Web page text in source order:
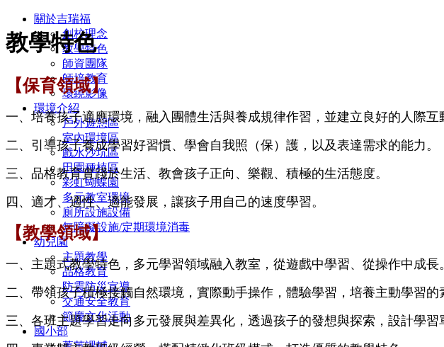
關於吉瑞福
創校理念
教學特色
師資團隊
師培教育
環繞影像
環境介紹
戶外遊憩區
室內環境區
戲水沙坑區
田園種植區
彩虹蝴蝶園
多元教室環境
廁所設施設備
無障礙設施/定期環境消毒
幼兒園
主題教學
品格教育
防震防災宣導
交通安全教育
節慶文化活動
國小部
教學特色
【保育領域】
一、培養孩子適應環境，融入團體生活與養成規律作習，並建立良好的人際互
二、引導孩子養成學習好習慣、學會自我照（保）護，以及表達需求的能力。
三、品格教育實踐於生活、教會孩子正向、樂觀、積極的生活態度。
四、適才、適性、適能發展，讓孩子用自己的速度學習。
【教學領域】
一、主題式教學特色，多元學習領域融入教室，從遊戲中學習、從操作中成長。
二、帶領孩子積極接觸自然環境，實際動手操作，體驗學習，培養主動學習的
三、各班主題學習走向多元發展與差異化，透過孩子的發想與探索，設計學習